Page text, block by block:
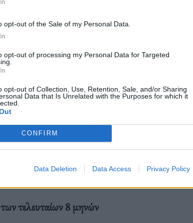
opt-out of the Sale of my Personal Data.
opt-out of processing my Personal Data for Targeted
opt-out of Collection, Use, Retention, Sale, and/or Sharing
Data that Is Unrelated with the Purposes for which it
CONFIRM
Data Deletion Data Access Privacy Policy
τέσσερα χρόνια περιορισμός των
εξέδωσαν διάφορα σχόλια για να
υπόσχεται να ανταποκριθεί στην αυξημένη
ανάγκης.
Το Bitcoin έχει σημειώσει πτώση 15% από
δολάρια περίπου στα 52.800 δολάρια
τελευταίων 8 μηνών